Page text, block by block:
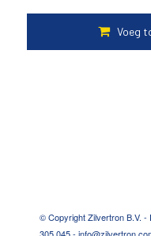
© Copyright Zilvertron B.V. -